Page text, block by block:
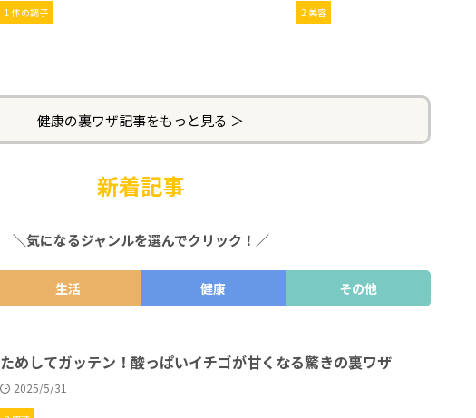
1 体の調子 2 美容
健康の裏ワザ記事をもっと見る ＞
新着記事
＼気になるジャンルを選んでクリック！／
生活 健康 その他
ためしてガッテン！酸っぱいイチゴが甘くなる驚きの裏ワザ
2025/5/31